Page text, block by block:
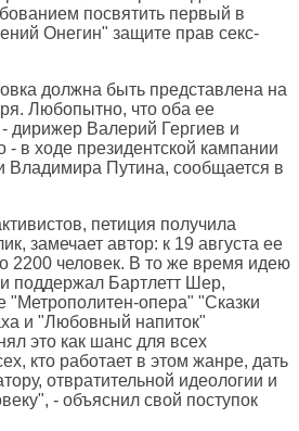
посвятить первый в
Онегин" защите прав секс-
должна быть представлена на
Любопытно, что оба ее
- дирижер Валерий Гергиев и
- в ходе президентской кампании
Владимира Путина, сообщается в
петиция получила
замечает автор: к 19 августа ее
2200 человек. В то же время идею
поддержал Бартлетт Шер,
"Метрополитен-опера" "Сказки
и "Любовный напиток"
это как шанс для всех
кто работает в этом жанре, дать
отвратительной идеологии и
- объяснил свой поступок